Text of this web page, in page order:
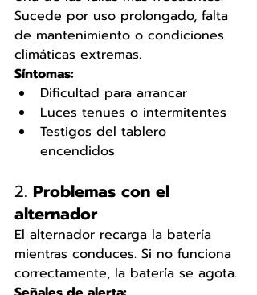
Sucede por uso prolongado, falta
de mantenimiento o condiciones
climáticas extremas.
Síntomas:
Dificultad para arrancar
Luces tenues o intermitentes
Testigos del tablero
encendidos
2. Problemas con el
alternador
El alternador recarga la batería
mientras conduces. Si no funciona
correctamente, la batería se agota.